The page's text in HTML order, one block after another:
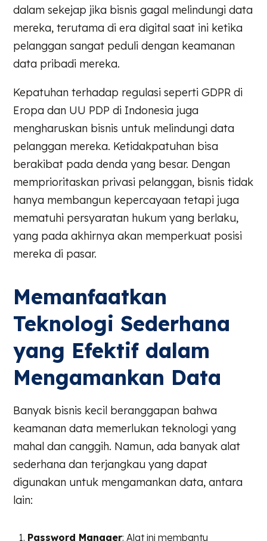
dalam sekejap jika bisnis gagal melindungi data
mereka, terutama di era digital saat ini ketika
pelanggan sangat peduli dengan keamanan
data pribadi mereka.
Kepatuhan terhadap regulasi seperti GDPR di
Eropa dan UU PDP di Indonesia juga
mengharuskan bisnis untuk melindungi data
pelanggan mereka. Ketidakpatuhan bisa
berakibat pada denda yang besar. Dengan
memprioritaskan privasi pelanggan, bisnis tidak
hanya membangun kepercayaan tetapi juga
mematuhi persyaratan hukum yang berlaku,
yang pada akhirnya akan memperkuat posisi
mereka di pasar.
Memanfaatkan
Teknologi Sederhana
yang Efektif dalam
Mengamankan Data
Banyak bisnis kecil beranggapan bahwa
keamanan data memerlukan teknologi yang
mahal dan canggih. Namun, ada banyak alat
sederhana dan terjangkau yang dapat
digunakan untuk mengamankan data, antara
lain:
Password Manager: Alat ini membantu